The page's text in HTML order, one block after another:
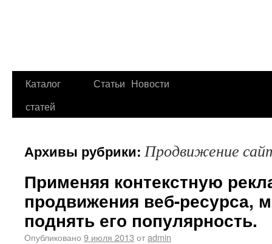
Каталог
статей
Статьи Новости
Архивы рубрики: Продвижение
Применяя контекстную
продвижения веб-ресурса,
поднять его популярность.
Опубликовано 9 июля 2013 отadmin